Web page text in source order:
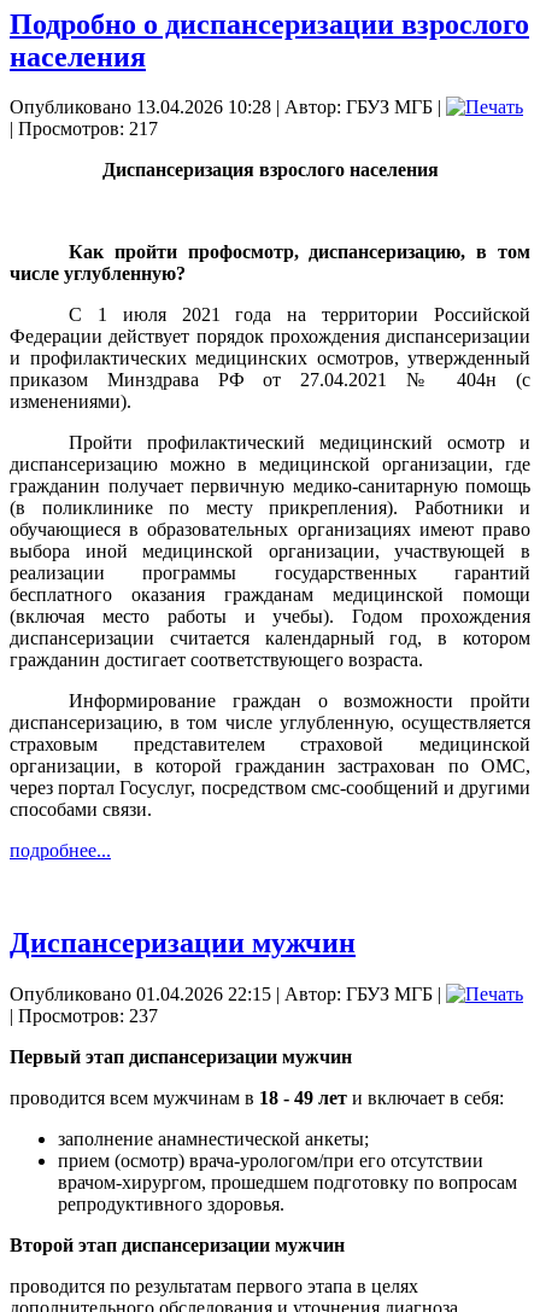
Подробно о диспансеризации взрослого
населения
Опубликовано 13.04.2026 10:28 | Автор: ГБУЗ МГБ |
| Просмотров: 217
Диспансеризация взрослого населения
Как пройти профосмотр, диспансеризацию, в том
числе углубленную?
С 1 июля 2021 года на территории Российской
Федерации действует порядок прохождения диспансеризации
и профилактических медицинских осмотров, утвержденный
приказом Минздрава РФ от 27.04.2021 № 404н (с
изменениями).
Пройти профилактический медицинский осмотр и
диспансеризацию можно в медицинской организации, где
гражданин получает первичную медико-санитарную помощь
(в поликлинике по месту прикрепления). Работники и
обучающиеся в образовательных организациях имеют право
выбора иной медицинской организации, участвующей в
реализации программы государственных гарантий
бесплатного оказания гражданам медицинской помощи
(включая место работы и учебы). Годом прохождения
диспансеризации считается календарный год, в котором
гражданин достигает соответствующего возраста.
Информирование граждан о возможности пройти
диспансеризацию, в том числе углубленную, осуществляется
страховым представителем страховой медицинской
организации, в которой гражданин застрахован по ОМС,
через портал Госуслуг, посредством смс-сообщений и другими
способами связи.
подробнее...
Диспансеризации мужчин
Опубликовано 01.04.2026 22:15 | Автор: ГБУЗ МГБ |
| Просмотров: 237
Первый этап диспансеризации мужчин
проводится всем мужчинам в 18 - 49 лет и включает в себя:
заполнение анамнестической анкеты;
прием (осмотр) врача-урологом/при его отсутствии
врачом-хирургом, прошедшем подготовку по вопросам
репродуктивного здоровья.
Второй этап диспансеризации мужчин
проводится по результатам первого этапа в целях